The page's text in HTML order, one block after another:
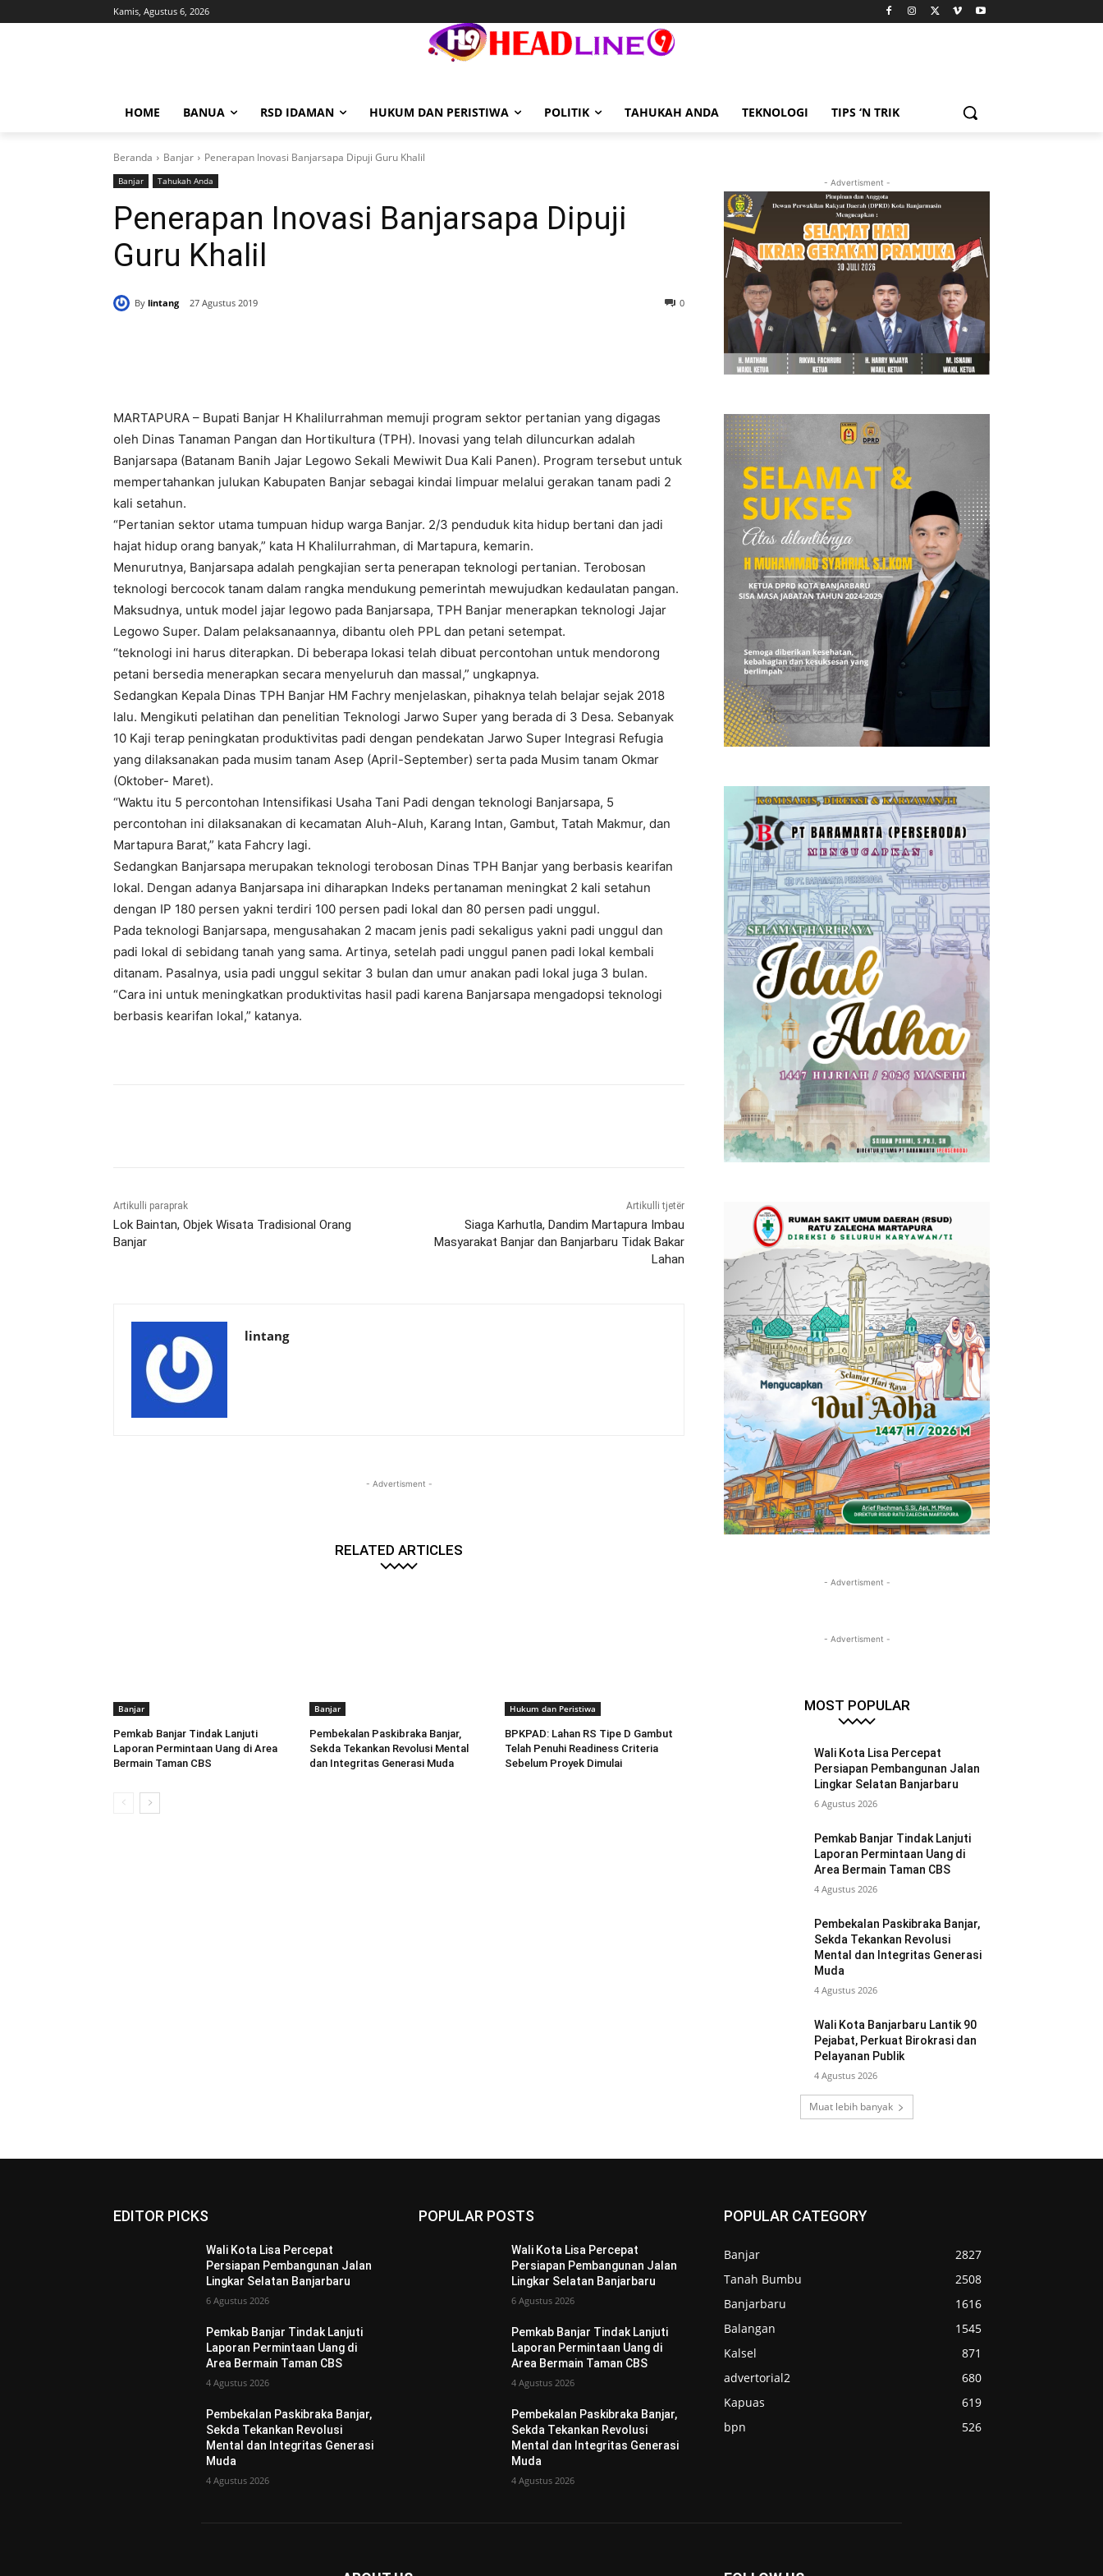
Kamis, Agustus 6, 2026
HOME BANUA RSD IDAMAN HUKUM DAN PERISTIWA POLITIK TAHUKAH ANDA TEKNOLOGI TIPS ‘N TRIK
Beranda Banjar Penerapan Inovasi Banjarsapa Dipuji Guru Khalil
Banjar Tahukah Anda
Penerapan Inovasi Banjarsapa Dipuji
Guru Khalil
By lintang 27 Agustus 2019 0
MARTAPURA – Bupati Banjar H Khalilurrahman memuji program sektor pertanian yang digagas
oleh Dinas Tanaman Pangan dan Hortikultura (TPH). Inovasi yang telah diluncurkan adalah
Banjarsapa (Batanam Banih Jajar Legowo Sekali Mewiwit Dua Kali Panen). Program tersebut untuk
mempertahankan julukan Kabupaten Banjar sebagai kindai limpuar melalui gerakan tanam padi 2
kali setahun.
“Pertanian sektor utama tumpuan hidup warga Banjar. 2/3 penduduk kita hidup bertani dan jadi
hajat hidup orang banyak,” kata H Khalilurrahman, di Martapura, kemarin.
Menurutnya, Banjarsapa adalah pengkajian serta penerapan teknologi pertanian. Terobosan
teknologi bercocok tanam dalam rangka mendukung pemerintah mewujudkan kedaulatan pangan.
Maksudnya, untuk model jajar legowo pada Banjarsapa, TPH Banjar menerapkan teknologi Jajar
Legowo Super. Dalam pelaksanaannya, dibantu oleh PPL dan petani setempat.
“teknologi ini harus diterapkan. Di beberapa lokasi telah dibuat percontohan untuk mendorong
petani bersedia menerapkan secara menyeluruh dan massal,” ungkapnya.
Sedangkan Kepala Dinas TPH Banjar HM Fachry menjelaskan, pihaknya telah belajar sejak 2018
lalu. Mengikuti pelatihan dan penelitian Teknologi Jarwo Super yang berada di 3 Desa. Sebanyak
10 Kaji terap peningkatan produktivitas padi dengan pendekatan Jarwo Super Integrasi Refugia
yang dilaksanakan pada musim tanam Asep (April-September) serta pada Musim tanam Okmar
(Oktober- Maret).
“Waktu itu 5 percontohan Intensifikasi Usaha Tani Padi dengan teknologi Banjarsapa, 5
percontohan ini dilaksanakan di kecamatan Aluh-Aluh, Karang Intan, Gambut, Tatah Makmur, dan
Martapura Barat,” kata Fahcry lagi.
Sedangkan Banjarsapa merupakan teknologi terobosan Dinas TPH Banjar yang berbasis kearifan
lokal. Dengan adanya Banjarsapa ini diharapkan Indeks pertanaman meningkat 2 kali setahun
dengan IP 180 persen yakni terdiri 100 persen padi lokal dan 80 persen padi unggul.
Pada teknologi Banjarsapa, mengusahakan 2 macam jenis padi sekaligus yakni padi unggul dan
padi lokal di sebidang tanah yang sama. Artinya, setelah padi unggul panen padi lokal kembali
ditanam. Pasalnya, usia padi unggul sekitar 3 bulan dan umur anakan padi lokal juga 3 bulan.
“Cara ini untuk meningkatkan produktivitas hasil padi karena Banjarsapa mengadopsi teknologi
berbasis kearifan lokal,” katanya.
Artikulli paraprak
Lok Baintan, Objek Wisata Tradisional Orang
Banjar
Artikulli tjetër
Siaga Karhutla, Dandim Martapura Imbau
Masyarakat Banjar dan Banjarbaru Tidak Bakar
Lahan
lintang
- Advertisment -
RELATED ARTICLES
Banjar
Pemkab Banjar Tindak Lanjuti
Laporan Permintaan Uang di Area
Bermain Taman CBS
Banjar
Pembekalan Paskibraka Banjar,
Sekda Tekankan Revolusi Mental
dan Integritas Generasi Muda
Hukum dan Peristiwa
BPKPAD: Lahan RS Tipe D Gambut
Telah Penuhi Readiness Criteria
Sebelum Proyek Dimulai
- Advertisment -
- Advertisment -
- Advertisment -
MOST POPULAR
Wali Kota Lisa Percepat
Persiapan Pembangunan Jalan
Lingkar Selatan Banjarbaru
6 Agustus 2026
Pemkab Banjar Tindak Lanjuti
Laporan Permintaan Uang di
Area Bermain Taman CBS
4 Agustus 2026
Pembekalan Paskibraka Banjar,
Sekda Tekankan Revolusi
Mental dan Integritas Generasi
Muda
4 Agustus 2026
Wali Kota Banjarbaru Lantik 90
Pejabat, Perkuat Birokrasi dan
Pelayanan Publik
4 Agustus 2026
Muat lebih banyak
EDITOR PICKS
Wali Kota Lisa Percepat
Persiapan Pembangunan Jalan
Lingkar Selatan Banjarbaru
6 Agustus 2026
Pemkab Banjar Tindak Lanjuti
Laporan Permintaan Uang di
Area Bermain Taman CBS
4 Agustus 2026
Pembekalan Paskibraka Banjar,
Sekda Tekankan Revolusi
Mental dan Integritas Generasi
Muda
4 Agustus 2026
POPULAR POSTS
Wali Kota Lisa Percepat
Persiapan Pembangunan Jalan
Lingkar Selatan Banjarbaru
6 Agustus 2026
Pemkab Banjar Tindak Lanjuti
Laporan Permintaan Uang di
Area Bermain Taman CBS
4 Agustus 2026
Pembekalan Paskibraka Banjar,
Sekda Tekankan Revolusi
Mental dan Integritas Generasi
Muda
4 Agustus 2026
POPULAR CATEGORY
Banjar
2827
Tanah Bumbu
2508
Banjarbaru
1616
Balangan
1545
Kalsel
871
advertorial2
680
Kapuas
619
bpn
526